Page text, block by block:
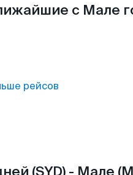
с Мале
рейсов